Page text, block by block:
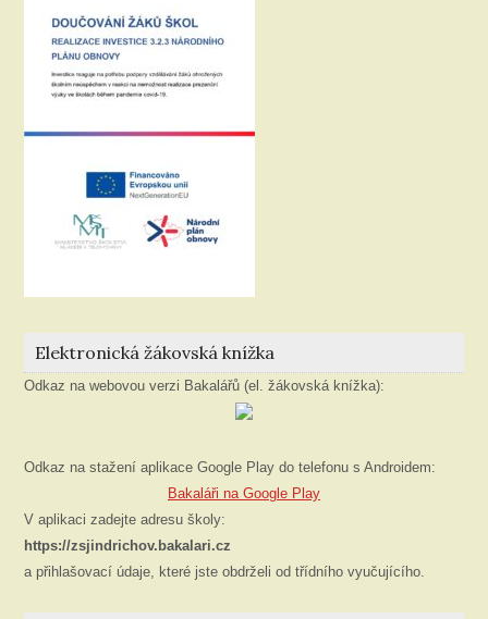
Elektronická žákovská knížka
Odkaz na webovou verzi Bakalářů (el. žákovská knížka):
Odkaz na stažení aplikace Google Play do telefonu s Androidem:
Bakaláři na Google Play
V aplikaci zadejte adresu školy:
https://zsjindrichov.bakalari.cz
a přihlašovací údaje, které jste obdrželi od třídního vyučujícího.